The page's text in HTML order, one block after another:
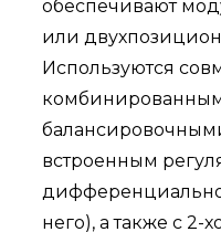
обеспечивают
или
Используются
встроенным
него), а также с